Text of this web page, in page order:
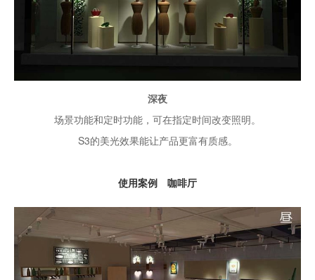
深夜
场景功能和定时功能，可在指定时间改变照明。
S3的美光效果能让产品更富有质感。
使用案例 咖啡厅